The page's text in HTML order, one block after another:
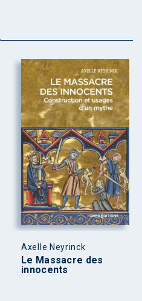
Axelle Neyrinck
Le Massacre des
innocents